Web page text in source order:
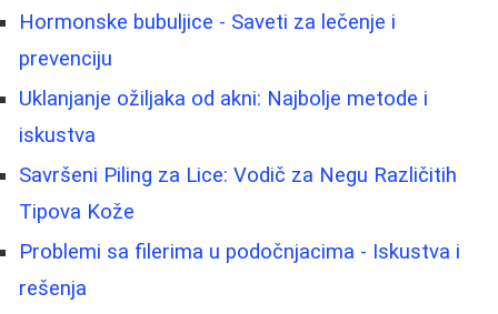
Hormonske bubuljice - Saveti za lečenje i
prevenciju
Uklanjanje ožiljaka od akni: Najbolje metode i
iskustva
Savršeni Piling za Lice: Vodič za Negu Različitih
Tipova Kože
Problemi sa filerima u podočnjacima - Iskustva i
rešenja